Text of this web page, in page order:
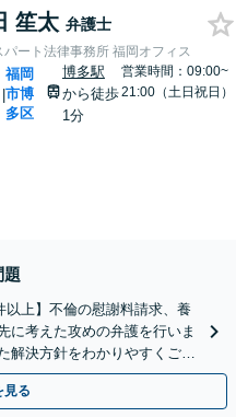
笙太 弁護士
パート法律事務所 福岡オフィス
|
福岡
市博
多区
博多駅
から徒歩
1分
営業時間：09:00~
21:00（土日祝日）
題
以上】不倫の慰謝料請求、養
に考えた攻めの弁護を行いま
解決方針をわかりやすくご提
見る